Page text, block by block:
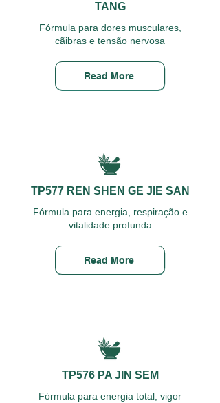
TANG
Fórmula para dores musculares,
cãibras e tensão nervosa
Read More
TP577 REN SHEN GE JIE SAN
Fórmula para energia, respiração e
vitalidade profunda
Read More
TP576 PA JIN SEM
Fórmula para energia total, vigor